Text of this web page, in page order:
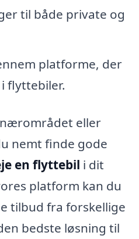
til både private og
platforme, der
flyttebiler.
eller
nemt finde gode
en flyttebil i dit
platform kan du
tilbud fra forskellige
bedste løsning til